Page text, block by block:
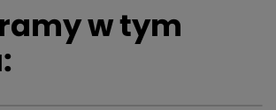
w tym